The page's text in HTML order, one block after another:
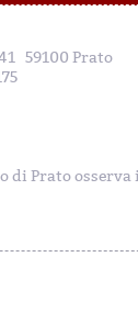
59100 Prato
Prato